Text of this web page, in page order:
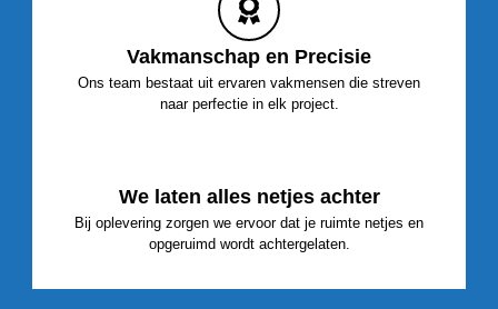
Vakmanschap en Precisie
Ons team bestaat uit ervaren vakmensen die streven
naar perfectie in elk project.
We laten alles netjes achter
Bij oplevering zorgen we ervoor dat je ruimte netjes en
opgeruimd wordt achtergelaten.